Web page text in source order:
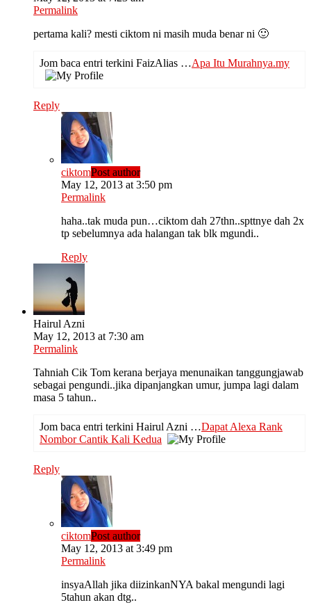
Permalink
pertama kali? mesti ciktom ni masih muda benar ni 🙂
Jom baca entri terkini FaizAlias …Apa Itu Murahnya.my
Reply
ciktomPost author
May 12, 2013 at 3:50 pm
Permalink
haha..tak muda pun…ciktom dah 27thn..spttnye dah 2x
tp sebelumnya ada halangan tak blk mgundi..
Reply
Hairul Azni
May 12, 2013 at 7:30 am
Permalink
Tahniah Cik Tom kerana berjaya menunaikan tanggungjawab
sebagai pengundi..jika dipanjangkan umur, jumpa lagi dalam
masa 5 tahun..
Jom baca entri terkini Hairul Azni …Dapat Alexa Rank
Nombor Cantik Kali Kedua
Reply
ciktomPost author
May 12, 2013 at 3:49 pm
Permalink
insyaAllah jika diizinkanNYA bakal mengundi lagi
5tahun akan dtg..